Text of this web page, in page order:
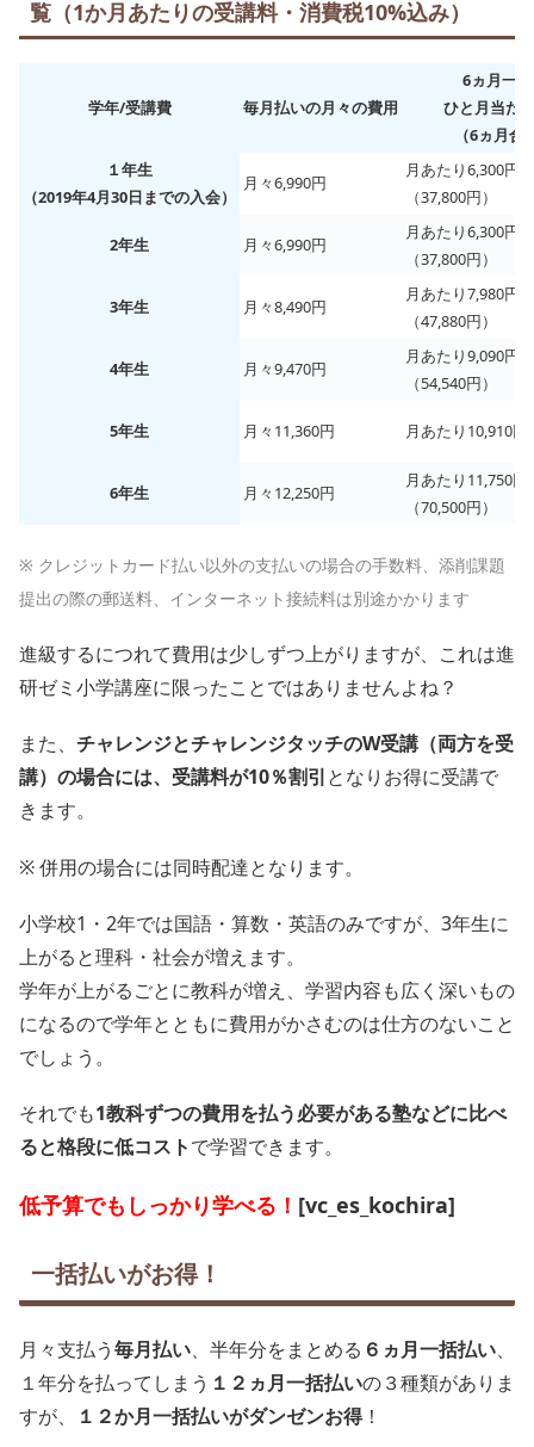
覧（1か月あたりの受講料・消費税10%込み）
学年/受講費 毎月払いの月々の費用
6ヵ月一
ひと月当た
（6ヵ月合
１年生
（2019年4月30日までの入会）
月々6,990円
月あたり6,300円
（37,800円）
2年生 月々6,990円
月あたり6,300円
（37,800円）
3年生 月々8,490円
月あたり7,980円
（47,880円）
4年生 月々9,470円
月あたり9,090円
（54,540円）
5年生 月々11,360円 月あたり10,910
6年生 月々12,250円
月あたり11,750円
（70,500円）
※ クレジットカード払い以外の支払いの場合の手数料、 添削課題
提出の際の郵送料、インターネット接続料は別途かかります
進級するにつれて費用は少しずつ上がりますが、これは進
研ゼミ小学講座に限ったことではありませんよね？
また、 チャレンジとチャレンジタッチのW受講（両方を受
講）の場合には、受講料が10％割引となりお得に受講で
きます。
※ 併用の場合には同時配達となります。
小学校1・2年では国語・算数・英語のみですが、3年生に
上がると理科・社会が増えます。
学年が上がるごとに教科が増え、学習内容も広く深いもの
になるので学年とともに費用がかさむのは仕方のないこと
でしょう。
それでも1教科ずつの費用を払う必要がある塾などに比べ
ると格段に低コストで学習できます。
低予算でもしっかり学べる！ [vc_es_kochira]
一括払いがお得！
月々支払う毎月払い、半年分をまとめる ６ヵ月一括払い、
１年分を払ってしまう １２ヵ月一括払いの３種類がありま
すが、
１２か月一括払いがダンゼンお得！